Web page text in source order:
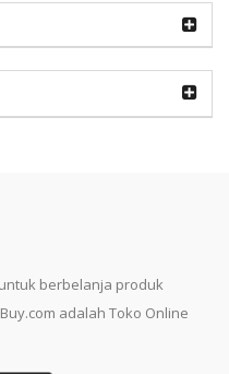
berbelanja produk
adalah Toko Online